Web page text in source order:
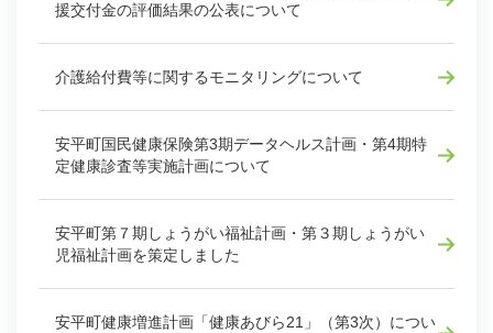
援交付金の評価結果の公表について
介護給付費等に関するモニタリングについて
安平町国民健康保険第3期データヘルス計画・第4期特
定健康診査等実施計画について
安平町第７期しょうがい福祉計画・第３期しょうがい
児福祉計画を策定しました
安平町健康増進計画「健康あびら21」（第3次）につい